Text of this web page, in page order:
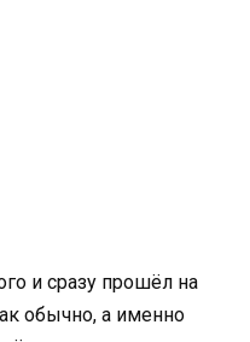
и сразу прошёл на
обычно, а именно